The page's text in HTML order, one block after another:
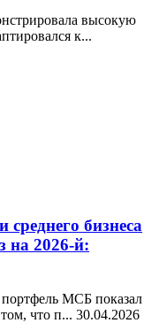
высокую
к...
бизнеса
на 2026-й:
МСБ показал
что п... 30.04.2026